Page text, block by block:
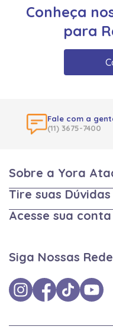
Conheça
para
Fale com a
(11) 3675-7400
Sobre a Yora
Tire suas Dúvidas
Acesse sua conta
Siga Nossas